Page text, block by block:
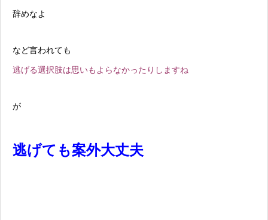
辞めなよ
など言われても
逃げる選択肢は思いもよらなかったりしますね
が
逃げても案外大丈夫